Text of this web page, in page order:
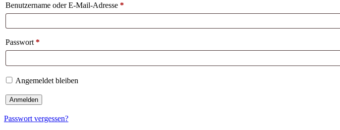
Benutzername oder E-Mail-Adresse *
Passwort *
Angemeldet bleiben
Anmelden
Passwort vergessen?